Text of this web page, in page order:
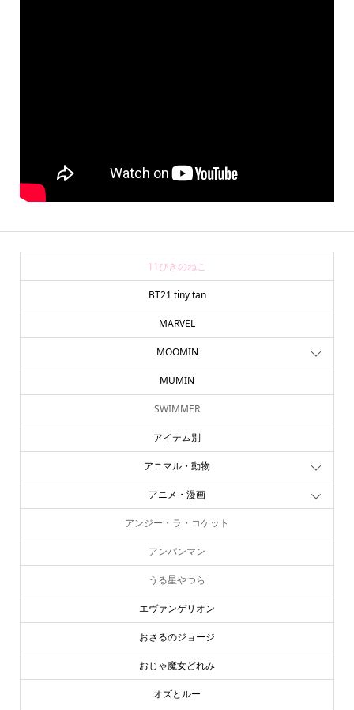
11ぴきのねこ
BT21 tiny tan
MARVEL
MOOMIN
MUMIN
SWIMMER
アイテム別
アニマル・動物
アニメ・漫画
アンジー・ラ・コケット
アンパンマン
うる星やつら
エヴァンゲリオン
おさるのジョージ
おじゃ魔女どれみ
オズとルー